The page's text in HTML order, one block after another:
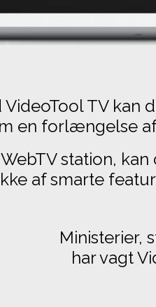
VideoTool TV kan
en forlængelse
station,
af smarte
Ministerier,
har vagt